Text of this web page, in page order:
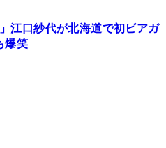
江口紗代が北海道で初ビアガ
爆笑